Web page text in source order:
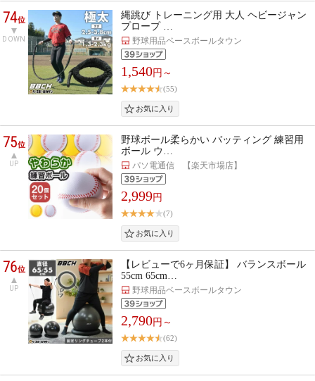
74位
DOWN
縄跳び トレーニング用 大人 ヘビージャン
プロープ …
野球用品ベースボールタウン
1,540円～
(55)
75位
UP
野球ボール柔らかい バッティング 練習用
ボール ウ…
パソ電通信 【楽天市場店】
2,999円
(7)
76位
UP
【レビューで6ヶ月保証】 バランスボール
55cm 65cm…
野球用品ベースボールタウン
2,790円～
(62)